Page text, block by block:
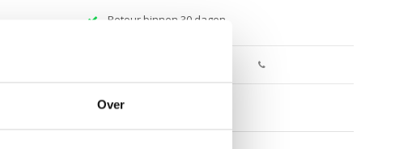
Over
Retour binnen 30 dagen